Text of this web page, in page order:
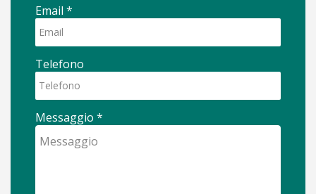
Email *
Telefono
Messaggio *